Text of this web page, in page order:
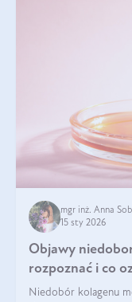
mgr inż. Anna
15 sty 2026
Objawy
rozpoznać i co
Niedobór kolagenu